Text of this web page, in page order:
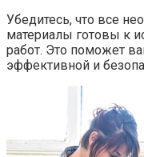
Убедитесь, что все
материалы готовы к
работ. Это поможет
эффективной и